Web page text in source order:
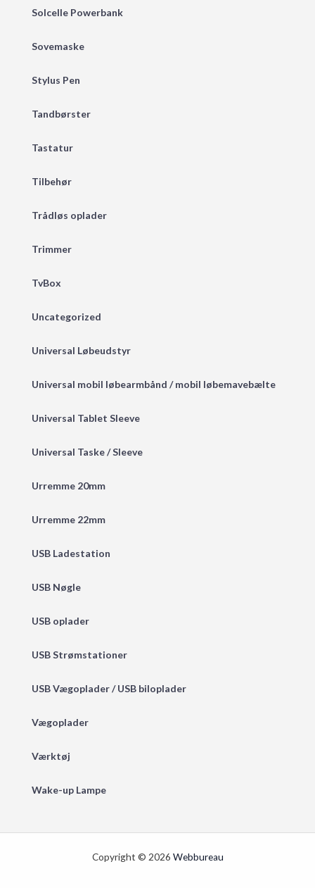
Solcelle Powerbank
Sovemaske
Stylus Pen
Tandbørster
Tastatur
Tilbehør
Trådløs oplader
Trimmer
TvBox
Uncategorized
Universal Løbeudstyr
Universal mobil løbearmbånd / mobil løbemavebælte
Universal Tablet Sleeve
Universal Taske / Sleeve
Urremme 20mm
Urremme 22mm
USB Ladestation
USB Nøgle
USB oplader
USB Strømstationer
USB Vægoplader / USB biloplader
Vægoplader
Værktøj
Wake-up Lampe
Copyright © 2026 Webbureau